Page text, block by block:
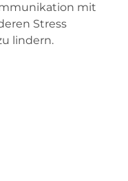
mit
Stress
lindern.